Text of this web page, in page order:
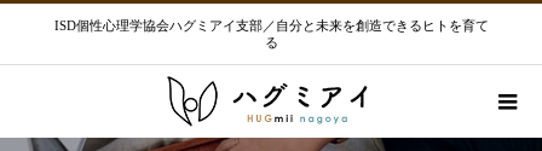
ISD個性心理学協会ハグミアイ支部／自分と未来を創造できるヒトを育て
る